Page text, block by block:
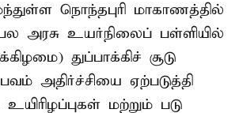
நொந்தபுரி மாகாணத்தில்
அரசு உயர்நிலைப் பள்ளியில்
துப்பாக்கிச் சூடு
அதிர்ச்சியை ஏற்படுத்தி
மற்றும் படு